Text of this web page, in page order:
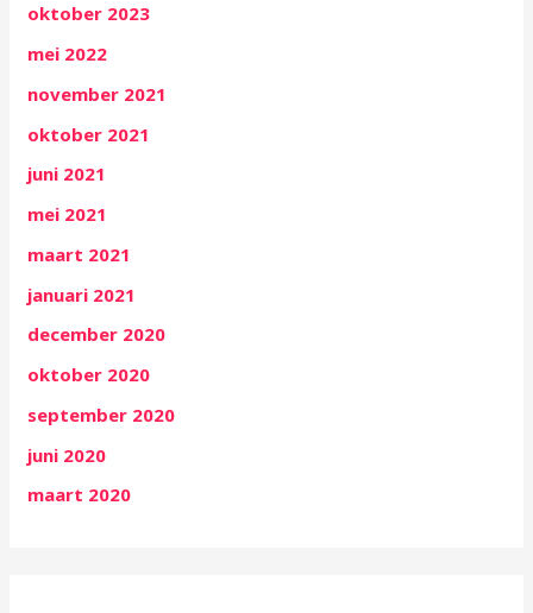
oktober 2023
mei 2022
november 2021
oktober 2021
juni 2021
mei 2021
maart 2021
januari 2021
december 2020
oktober 2020
september 2020
juni 2020
maart 2020